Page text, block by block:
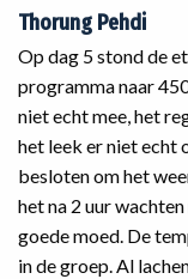
Thorung Pehdi
Op dag 5 stond de
programma naar
niet echt mee, het
het leek er niet echt
besloten om het
het na 2 uur
goede moed. De
in de groep. Al